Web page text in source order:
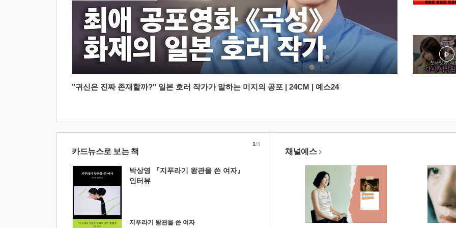
"귀신은 진짜 존재할까?" 일본 호러 작가가 말하는 미지의 공포 | 24CM | 예스24
카드뉴스로 보는 책
박상영 『지푸라기 왕관을 쓴 여자』
인터뷰
지푸라기 왕관을 쓴 여자
1/3
채널예스